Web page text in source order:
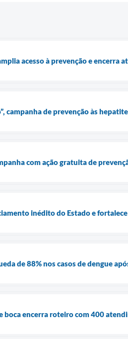
acesso à prevenção e
campanha de prevenção às
com ação gratuita de
inédito do Estado e
de 88% nos casos de dengue
boca encerra roteiro com 400